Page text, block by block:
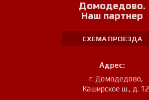
Домодедово.
Наш партнер
СХЕМА ПРОЕЗДА
Адрес:
г. Домодедово,
Каширское ш., д. 12